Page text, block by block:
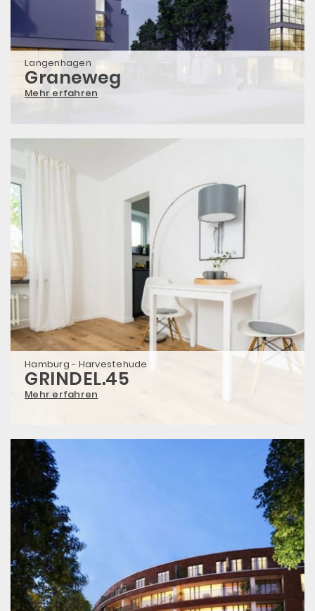
Langenhagen
Graneweg
Mehr erfahren
Hamburg - Harvestehude
GRINDEL.45
Mehr erfahren